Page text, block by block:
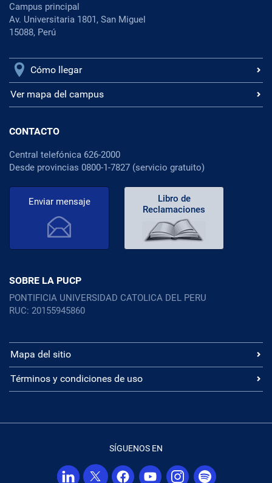
Campus principal
Av. Universitaria 1801, San Miguel
15088, Perú
Cómo llegar
Ver mapa del campus
CONTACTO
Central telefónica 626-2000
Desde provincias 0800-1-7827 (servicio gratuito)
Enviar mensaje
Libro de
Reclamaciones
SOBRE LA PUCP
PONTIFICIA UNIVERSIDAD CATOLICA DEL PERU
RUC: 20155945860
Mapa del sitio
Términos y condiciones de uso
SÍGUENOS EN